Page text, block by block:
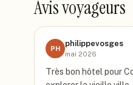
Avis voyageurs
PH
philippevosges
mai 2026
Très bon hôtel pour